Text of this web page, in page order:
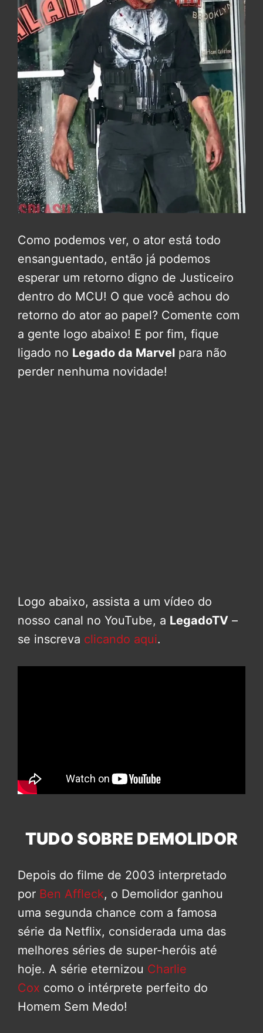
Como podemos ver, o ator está todo
ensanguentado, então já podemos
esperar um retorno digno de Justiceiro
dentro do MCU! O que você achou do
retorno do ator ao papel? Comente com
a gente logo abaixo! E por fim, fique
ligado no Legado da Marvel para não
perder nenhuma novidade!
Logo abaixo, assista a um vídeo do
nosso canal no YouTube, a LegadoTV –
se inscreva clicando aqui.
TUDO SOBRE DEMOLIDOR
Depois do filme de 2003 interpretado
por Ben Affleck, o Demolidor ganhou
uma segunda chance com a famosa
série da Netflix, considerada uma das
melhores séries de super-heróis até
hoje. A série eternizou Charlie
Cox como o intérprete perfeito do
Homem Sem Medo!